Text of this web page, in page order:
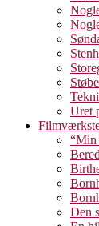
Uret
“Min
Den